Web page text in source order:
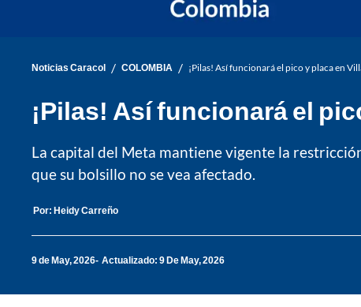
Noticias Caracol / COLOMBIA / ¡Pilas! Así funcionará el pico y placa en
¡Pilas! Así funcionará el
La capital del Meta mantiene vigente la
que su bolsillo no se vea afectado.
Por: Heidy Carreño
9 de May, 2026 Actualizado: 9 De May, 2026